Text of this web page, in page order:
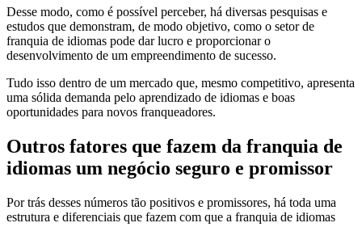
Desse modo, como é possível perceber, há diversas pesquisas e
estudos que demonstram, de modo objetivo, como o setor de
franquia de idiomas pode dar lucro e proporcionar o
desenvolvimento de um empreendimento de sucesso.
Tudo isso dentro de um mercado que, mesmo competitivo, apresenta
uma sólida demanda pelo aprendizado de idiomas e boas
oportunidades para novos franqueadores.
Outros fatores que fazem da franquia de
idiomas um negócio seguro e promissor
Por trás desses números tão positivos e promissores, há toda uma
estrutura e diferenciais que fazem com que a franquia de idiomas